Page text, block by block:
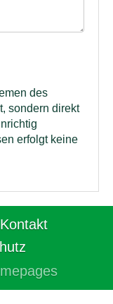
des
sondern direkt
erfolgt keine
Kontakt